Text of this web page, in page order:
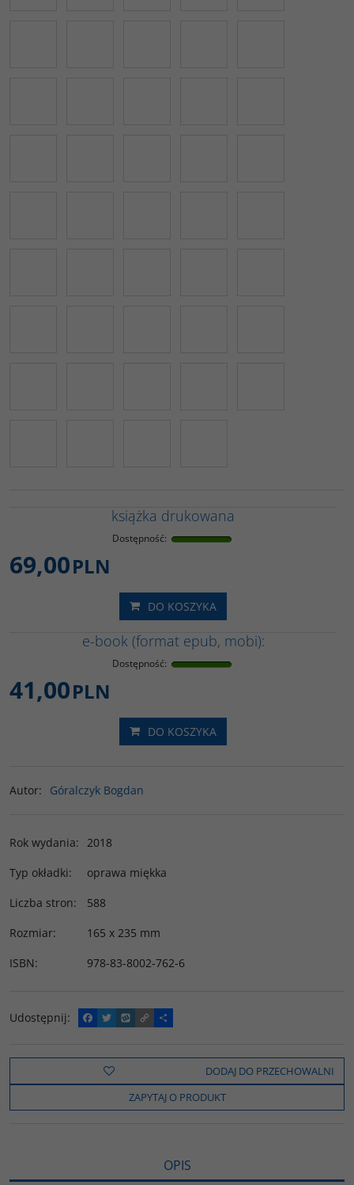
książka drukowana
Dostępność:
69,00PLN
DO KOSZYKA
e-book (format epub, mobi):
Dostępność:
41,00PLN
DO KOSZYKA
Autor: Góralczyk Bogdan
Rok wydania: 2018
Typ okładki:
oprawa miękka
Liczba stron:
588
Rozmiar:
165 x 235 mm
ISBN: 978-83-8002-762-6
Udostępnij:
F
a
e
o
k
T
w
t
t
e
W
y
o
C
o
y
i
n
k
P
o
z
e
l
s
DODAJ DO PRZECHOWALNI
ZAPYTAJ O PRODUKT
OPIS